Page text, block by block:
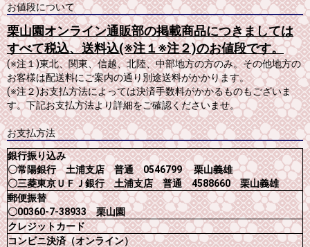
お値段について
栗山園オンライン通販部の掲載商品につきましては
すべて税込、送料込(※注１※注２)のお値段です。
(※注１)東北、関東、信越、北陸、中部地方の方のみ。その他地方の
お客様は配送料にご案内の通り別途送料がかかります。
(※注２)お支払方法によっては決済手数料がかかるものもございま
す。下記お支払方法より詳細をご確認くださいませ。
お支払方法
銀行振り込み
〇常陽銀行 土浦支店 普通 0546799 栗山義雄
〇三菱東京ＵＦＪ銀行 土浦支店 普通 4588660 栗山義雄
郵便振替
〇00360-7-38933 栗山園
クレジットカード
コンビニ決済（オンライン）